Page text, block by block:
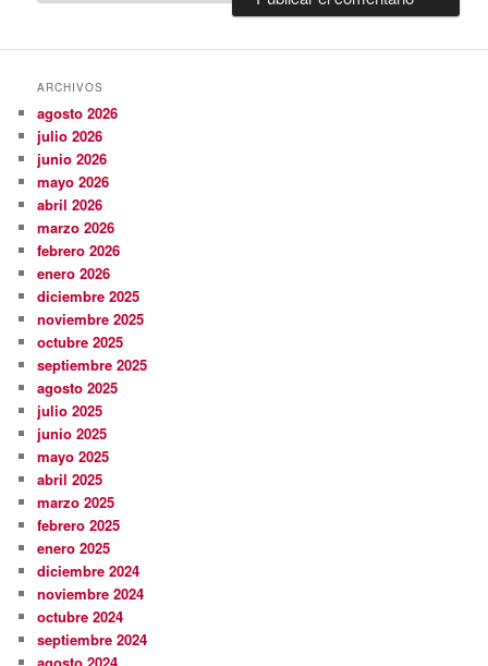
ARCHIVOS
agosto 2026
julio 2026
junio 2026
mayo 2026
abril 2026
marzo 2026
febrero 2026
enero 2026
diciembre 2025
noviembre 2025
octubre 2025
septiembre 2025
agosto 2025
julio 2025
junio 2025
mayo 2025
abril 2025
marzo 2025
febrero 2025
enero 2025
diciembre 2024
noviembre 2024
octubre 2024
septiembre 2024